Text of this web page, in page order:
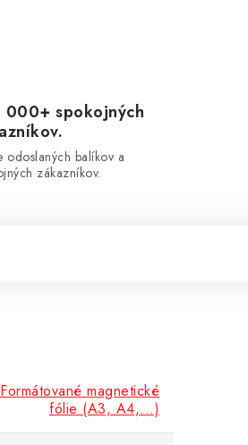
000+ spokojných
odoslaných balíkov a
zákazníkov.
Formátované magnetické
fólie (A3, A4,...)